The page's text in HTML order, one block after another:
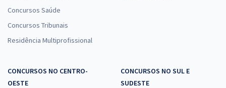
Concursos Saúde
Concursos Tribunais
Residência Multiprofissional
CONCURSOS NO CENTRO-
OESTE
CONCURSOS NO SUL E
SUDESTE